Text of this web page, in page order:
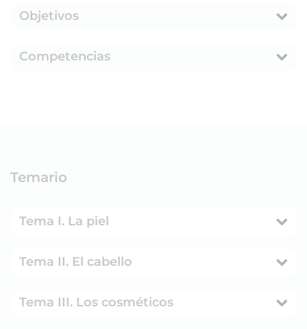
Objetivos
Competencias
Temario
Tema I. La piel
Tema II. El cabello
Tema III. Los cosméticos